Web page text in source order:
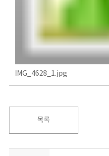
IMG_4628_1.jpg
목록